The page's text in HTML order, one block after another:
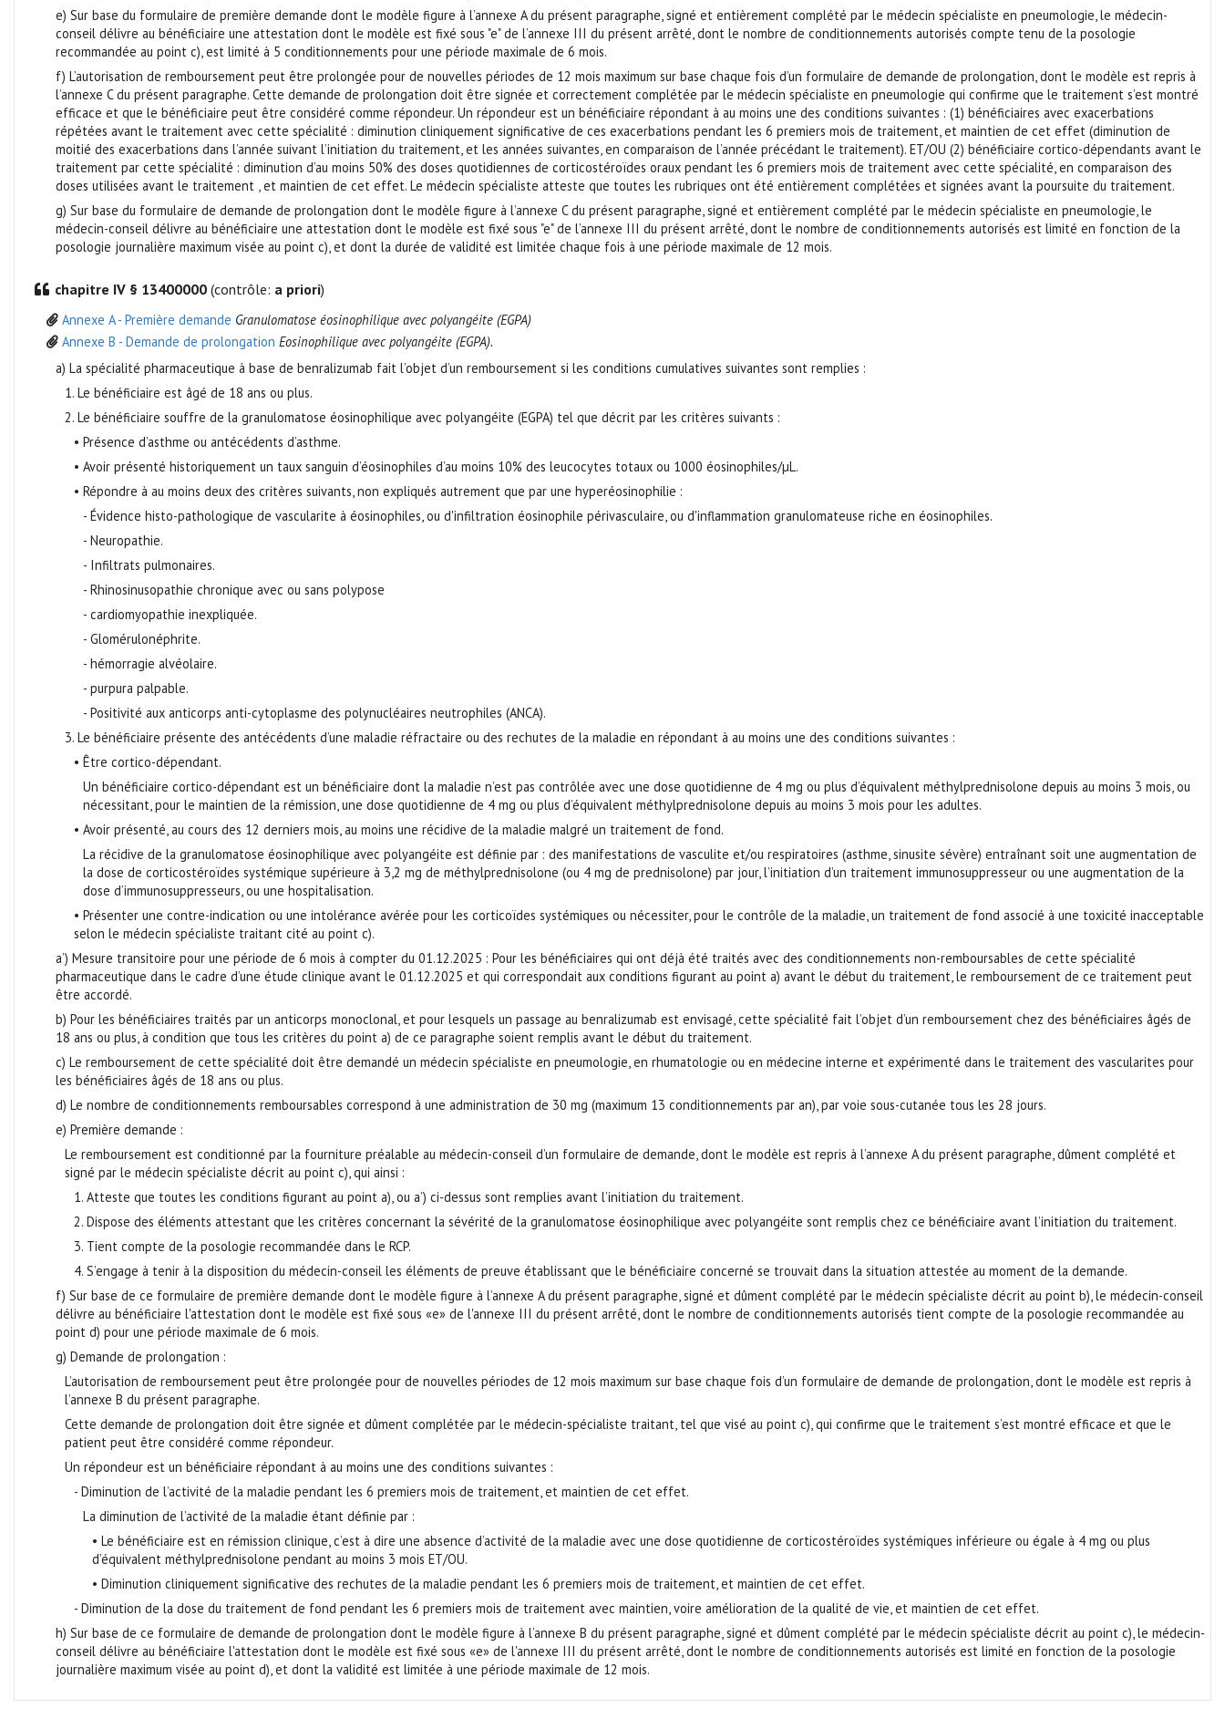
e) Sur base du formulaire de première demande dont le modèle figure à l’annexe A du présent paragraphe, signé et entièrement complété par le médecin spécialiste en pneumologie, le médecin-
conseil délivre au bénéficiaire une attestation dont le modèle est fixé sous "e" de l’annexe III du présent arrêté, dont le nombre de conditionnements autorisés compte tenu de la posologie
recommandée au point c), est limité à 5 conditionnements pour une période maximale de 6 mois.
f) L’autorisation de remboursement peut être prolongée pour de nouvelles périodes de 12 mois maximum sur base chaque fois d’un formulaire de demande de prolongation, dont le modèle est repris à
l’annexe C du présent paragraphe. Cette demande de prolongation doit être signée et correctement complétée par le médecin spécialiste en pneumologie qui confirme que le traitement s’est montré
efficace et que le bénéficiaire peut être considéré comme répondeur. Un répondeur est un bénéficiaire répondant à au moins une des conditions suivantes : (1) bénéficiaires avec exacerbations
répétées avant le traitement avec cette spécialité : diminution cliniquement significative de ces exacerbations pendant les 6 premiers mois de traitement, et maintien de cet effet (diminution de
moitié des exacerbations dans l’année suivant l’initiation du traitement, et les années suivantes, en comparaison de l’année précédant le traitement). ET/OU (2) bénéficiaire cortico-dépendants avant le
traitement par cette spécialité : diminution d’au moins 50% des doses quotidiennes de corticostéroïdes oraux pendant les 6 premiers mois de traitement avec cette spécialité, en comparaison des
doses utilisées avant le traitement , et maintien de cet effet. Le médecin spécialiste atteste que toutes les rubriques ont été entièrement complétées et signées avant la poursuite du traitement.
g) Sur base du formulaire de demande de prolongation dont le modèle figure à l’annexe C du présent paragraphe, signé et entièrement complété par le médecin spécialiste en pneumologie, le
médecin-conseil délivre au bénéficiaire une attestation dont le modèle est fixé sous "e" de l’annexe III du présent arrêté, dont le nombre de conditionnements autorisés est limité en fonction de la
posologie journalière maximum visée au point c), et dont la durée de validité est limitée chaque fois à une période maximale de 12 mois.
chapitre IV § 13400000 (contrôle: a priori)
Annexe A - Première demande Granulomatose éosinophilique avec polyangéite (EGPA)
Annexe B - Demande de prolongation Eosinophilique avec polyangéite (EGPA).
a) La spécialité pharmaceutique à base de benralizumab fait l’objet d’un remboursement si les conditions cumulatives suivantes sont remplies :
1. Le bénéficiaire est âgé de 18 ans ou plus.
2. Le bénéficiaire souffre de la granulomatose éosinophilique avec polyangéite (EGPA) tel que décrit par les critères suivants :
• Présence d’asthme ou antécédents d’asthme.
• Avoir présenté historiquement un taux sanguin d’éosinophiles d’au moins 10% des leucocytes totaux ou 1000 éosinophiles/µL.
• Répondre à au moins deux des critères suivants, non expliqués autrement que par une hyperéosinophilie :
- Évidence histo-pathologique de vascularite à éosinophiles, ou d'infiltration éosinophile périvasculaire, ou d'inflammation granulomateuse riche en éosinophiles.
- Neuropathie.
- Infiltrats pulmonaires.
- Rhinosinusopathie chronique avec ou sans polypose
- cardiomyopathie inexpliquée.
- Glomérulonéphrite.
- hémorragie alvéolaire.
- purpura palpable.
- Positivité aux anticorps anti-cytoplasme des polynucléaires neutrophiles (ANCA).
3. Le bénéficiaire présente des antécédents d’une maladie réfractaire ou des rechutes de la maladie en répondant à au moins une des conditions suivantes :
• Être cortico-dépendant.
Un bénéficiaire cortico-dépendant est un bénéficiaire dont la maladie n’est pas contrôlée avec une dose quotidienne de 4 mg ou plus d’équivalent méthylprednisolone depuis au moins 3 mois, ou
nécessitant, pour le maintien de la rémission, une dose quotidienne de 4 mg ou plus d’équivalent méthylprednisolone depuis au moins 3 mois pour les adultes.
• Avoir présenté, au cours des 12 derniers mois, au moins une récidive de la maladie malgré un traitement de fond.
La récidive de la granulomatose éosinophilique avec polyangéite est définie par : des manifestations de vasculite et/ou respiratoires (asthme, sinusite sévère) entraînant soit une augmentation de
la dose de corticostéroïdes systémique supérieure à 3,2 mg de méthylprednisolone (ou 4 mg de prednisolone) par jour, l’initiation d’un traitement immunosuppresseur ou une augmentation de la
dose d’immunosuppresseurs, ou une hospitalisation.
• Présenter une contre-indication ou une intolérance avérée pour les corticoïdes systémiques ou nécessiter, pour le contrôle de la maladie, un traitement de fond associé à une toxicité inacceptable
selon le médecin spécialiste traitant cité au point c).
a’) Mesure transitoire pour une période de 6 mois à compter du 01.12.2025 : Pour les bénéficiaires qui ont déjà été traités avec des conditionnements non-remboursables de cette spécialité
pharmaceutique dans le cadre d’une étude clinique avant le 01.12.2025 et qui correspondait aux conditions figurant au point a) avant le début du traitement, le remboursement de ce traitement peut
être accordé.
b) Pour les bénéficiaires traités par un anticorps monoclonal, et pour lesquels un passage au benralizumab est envisagé, cette spécialité fait l’objet d’un remboursement chez des bénéficiaires âgés de
18 ans ou plus, à condition que tous les critères du point a) de ce paragraphe soient remplis avant le début du traitement.
c) Le remboursement de cette spécialité doit être demandé un médecin spécialiste en pneumologie, en rhumatologie ou en médecine interne et expérimenté dans le traitement des vascularites pour
les bénéficiaires âgés de 18 ans ou plus.
d) Le nombre de conditionnements remboursables correspond à une administration de 30 mg (maximum 13 conditionnements par an), par voie sous-cutanée tous les 28 jours.
e) Première demande :
Le remboursement est conditionné par la fourniture préalable au médecin-conseil d’un formulaire de demande, dont le modèle est repris à l’annexe A du présent paragraphe, dûment complété et
signé par le médecin spécialiste décrit au point c), qui ainsi :
1. Atteste que toutes les conditions figurant au point a), ou a’) ci-dessus sont remplies avant l’initiation du traitement.
2. Dispose des éléments attestant que les critères concernant la sévérité de la granulomatose éosinophilique avec polyangéite sont remplis chez ce bénéficiaire avant l’initiation du traitement.
3. Tient compte de la posologie recommandée dans le RCP.
4. S’engage à tenir à la disposition du médecin-conseil les éléments de preuve établissant que le bénéficiaire concerné se trouvait dans la situation attestée au moment de la demande.
f) Sur base de ce formulaire de première demande dont le modèle figure à l’annexe A du présent paragraphe, signé et dûment complété par le médecin spécialiste décrit au point b), le médecin-conseil
délivre au bénéficiaire l'attestation dont le modèle est fixé sous «e» de l'annexe III du présent arrêté, dont le nombre de conditionnements autorisés tient compte de la posologie recommandée au
point d) pour une période maximale de 6 mois.
g) Demande de prolongation :
L’autorisation de remboursement peut être prolongée pour de nouvelles périodes de 12 mois maximum sur base chaque fois d’un formulaire de demande de prolongation, dont le modèle est repris à
l’annexe B du présent paragraphe.
Cette demande de prolongation doit être signée et dûment complétée par le médecin-spécialiste traitant, tel que visé au point c), qui confirme que le traitement s’est montré efficace et que le
patient peut être considéré comme répondeur.
Un répondeur est un bénéficiaire répondant à au moins une des conditions suivantes :
- Diminution de l’activité de la maladie pendant les 6 premiers mois de traitement, et maintien de cet effet.
La diminution de l’activité de la maladie étant définie par :
• Le bénéficiaire est en rémission clinique, c’est à dire une absence d’activité de la maladie avec une dose quotidienne de corticostéroïdes systémiques inférieure ou égale à 4 mg ou plus
d’équivalent méthylprednisolone pendant au moins 3 mois ET/OU.
• Diminution cliniquement significative des rechutes de la maladie pendant les 6 premiers mois de traitement, et maintien de cet effet.
- Diminution de la dose du traitement de fond pendant les 6 premiers mois de traitement avec maintien, voire amélioration de la qualité de vie, et maintien de cet effet.
h) Sur base de ce formulaire de demande de prolongation dont le modèle figure à l’annexe B du présent paragraphe, signé et dûment complété par le médecin spécialiste décrit au point c), le médecin-
conseil délivre au bénéficiaire l'attestation dont le modèle est fixé sous «e» de l'annexe III du présent arrêté, dont le nombre de conditionnements autorisés est limité en fonction de la posologie
journalière maximum visée au point d), et dont la validité est limitée à une période maximale de 12 mois.